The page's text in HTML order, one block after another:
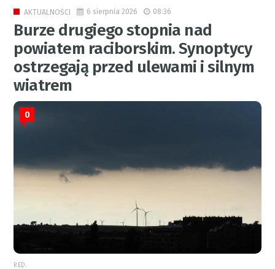
AKTUALNOŚCI 6 sierpnia 2026 08:36
Burze drugiego stopnia nad
powiatem raciborskim. Synoptycy
ostrzegają przed ulewami i silnym
wiatrem
0
RED.